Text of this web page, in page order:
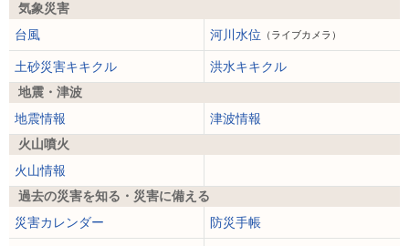
気象災害
台風
河川水位 （ライブカメラ）
土砂災害キキクル
洪水キキクル
地震・津波
地震情報
津波情報
火山噴火
火山情報
過去の災害を知る・災害に備える
災害カレンダー
防災手帳